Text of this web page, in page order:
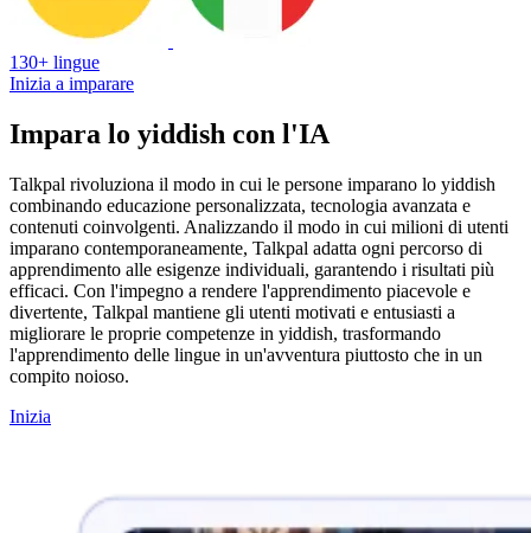
130+ lingue
Inizia a imparare
Impara lo yiddish con l'IA
Talkpal rivoluziona il modo in cui le persone imparano lo yiddish
combinando educazione personalizzata, tecnologia avanzata e
contenuti coinvolgenti. Analizzando il modo in cui milioni di utenti
imparano contemporaneamente, Talkpal adatta ogni percorso di
apprendimento alle esigenze individuali, garantendo i risultati più
efficaci. Con l'impegno a rendere l'apprendimento piacevole e
divertente, Talkpal mantiene gli utenti motivati e entusiasti a
migliorare le proprie competenze in yiddish, trasformando
l'apprendimento delle lingue in un'avventura piuttosto che in un
compito noioso.
Inizia